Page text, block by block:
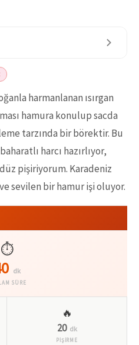
harmanlanan ısırgan
hamura konulup sacda
tarzında bir börektir. Bu
harcı hazırlıyor,
pişiriyorum. Karadeniz
sevilen bir hamur işi oluyor.
⏱️
dk
SÜRE
🔥
20 dk
PİŞİRME